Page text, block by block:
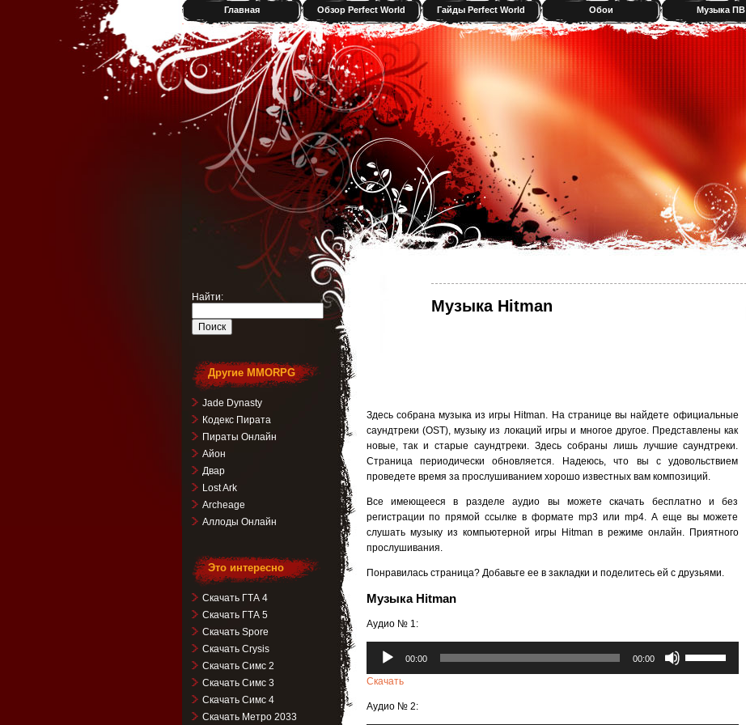
Главная Обзор Perfect World Гайды Perfect World Обои Музыка ПВ
Музыка Hitman
Здесь собрана музыка из игры Hitman. На странице вы найдете официальные
саундтреки (OST), музыку из локаций игры и многое другое. Представлены как
новые, так и старые саундтреки. Здесь собраны лишь лучшие саундтреки.
Страница периодически обновляется. Надеюсь, что вы с удовольствием
проведете время за прослушиванием хорошо известных вам композиций.
Все имеющееся в разделе аудио вы можете скачать бесплатно и без
регистрации по прямой ссылке в формате mp3 или mp4. А еще вы можете
слушать музыку из компьютерной игры Hitman в режиме онлайн. Приятного
прослушивания.
Понравилась страница? Добавьте ее в закладки и поделитесь ей с друзьями.
Музыка Hitman
Аудио № 1:
00:00 00:00
клавиши
Скачать
Аудио № 2:
Найти:
Другие MMORPG
Jade Dynasty
Кодекс Пирата
Пираты Онлайн
Айон
Двар
Lost Ark
Archeage
Аллоды Онлайн
Это интересно
Скачать ГТА 4
Скачать ГТА 5
Скачать Spore
Скачать Crysis
Скачать Симс 2
Скачать Симс 3
Скачать Симс 4
Скачать Метро 2033